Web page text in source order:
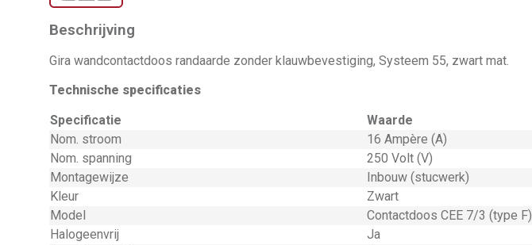
Beschrijving
Gira wandcontactdoos randaarde zonder klauwbevestiging, Systeem 55, zwart mat.
Technische specificaties
Specificatie
Waarde
Nom. stroom
16 Ampère (A)
Nom. spanning
250 Volt (V)
Montagewijze
Inbouw (stucwerk)
Kleur
Zwart
Model
Contactdoos CEE 7/3 (type F)
Halogeenvrij
Ja